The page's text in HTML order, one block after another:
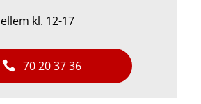
kl. 12-17
70 20 37 36